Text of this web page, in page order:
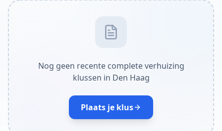
Nog geen recente complete verhuizing
klussen in Den Haag
Plaats je klus